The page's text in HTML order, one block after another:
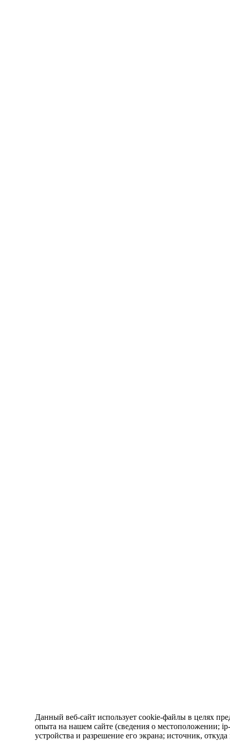
Данный веб-сайт использует cookie-файлы в целях
опыта на нашем сайте (сведения о местоположении;
устройства и разрешение его экрана; источник,